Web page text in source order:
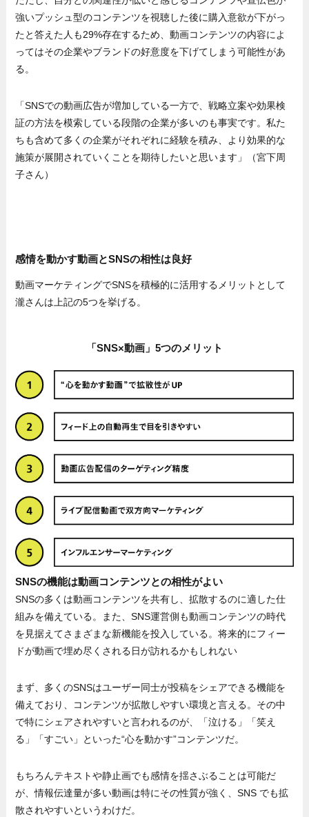
強いプッシュ型のコンテンツを視聴した後に購入意欲が下がっ
たと答えた人も29%存在するため、動画コンテンツの内容によ
ってはその企業やブランドの好意度を下げてしまう可能性があ
る。
「SNSでの動画広告が増加している一方で、戦略立案や効果検
証の方法を模索している段階の企業が多いのも事実です。私た
ちも含めて多くの企業がそれぞれに経験を積み、より効果的な
施策が展開されていくことを期待したいと思います」（宮下周
子さん）
感情を動かす動画とSNSの相性は良好
動画マーケティングでSNSを積極的に活用するメリットとして
瀧さんは上記の5つを挙げる。
「SNS×動画」5つのメリット
SNSの機能は動画コンテンツとの相性がよい
SNSの多くは動画コンテンツを共有し、拡散するのに適した仕
組みを備えている。また、SNS運営側も動画コンテンツの時代
を見据えてさまざまな新機能を投入している。将来的にフィー
ドが動画で埋め尽くされる日が訪れるかもしれない
まず、多くのSNSはユーザー同士が投稿をシェアできる機能を
備えており、コンテンツが拡散しやすい環境と言える。その中
で特にシェアされやすいと言われるのが、「泣ける」「笑え
る」「すごい」といった“心を動かす”コンテンツだ。
もちろんテキストや静止画でも感情を揺さぶることは可能だ
が、情報伝達量が多い動画は特にその性質が強く、SNS でも拡
散されやすいというわけだ。